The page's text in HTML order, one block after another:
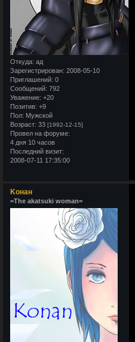
Откуда: ад
Зарегистрирован: 2008-05-10
Приглашений: 0
Сообщений: 792
Уважение: +20
Позитив: +9
Пол: Мужской
Возраст: 33 [1992-12-15]
Провел на форуме:
4 дня 10 часов
Последний визит:
2008-07-11 17:35:00
Kонан
=The akatsuki woman=